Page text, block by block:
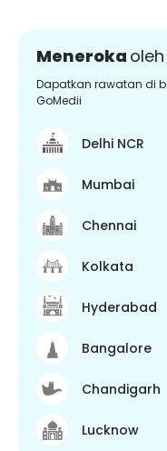
Meneroka
Dapatkan rawatan di
GoMedii
Delhi NCR
Mumbai
Chennai
Kolkata
Hyderabad
Bangalore
Chandigarh
Lucknow